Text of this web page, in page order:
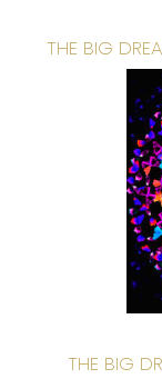
THE BIG
THE BIG